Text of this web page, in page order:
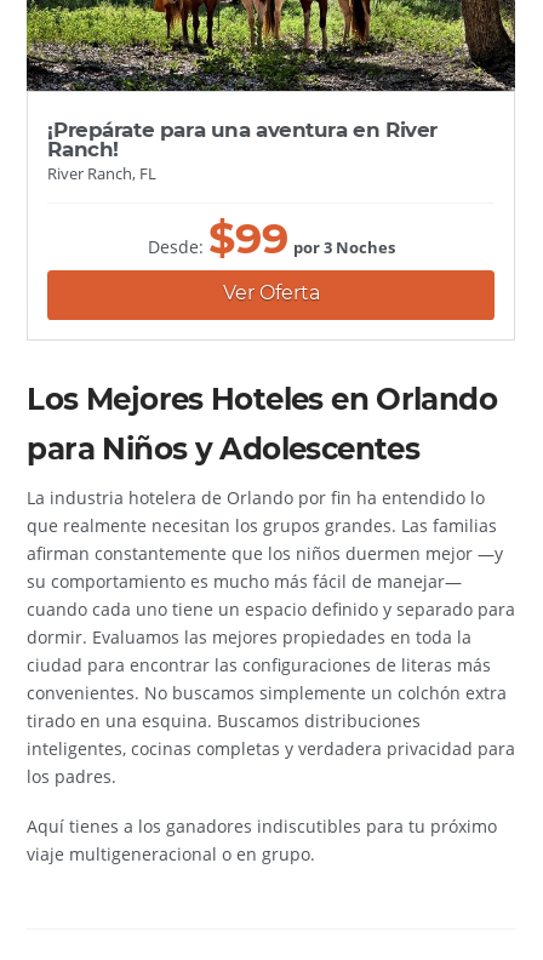
¡Prepárate para una aventura en River
Ranch!
River Ranch, FL
Desde: $99 por 3 Noches
Ver Oferta
Los Mejores Hoteles en Orlando
para Niños y Adolescentes
La industria hotelera de Orlando por fin ha entendido lo
que realmente necesitan los grupos grandes. Las familias
afirman constantemente que los niños duermen mejor —y
su comportamiento es mucho más fácil de manejar—
cuando cada uno tiene un espacio definido y separado para
dormir. Evaluamos las mejores propiedades en toda la
ciudad para encontrar las configuraciones de literas más
convenientes. No buscamos simplemente un colchón extra
tirado en una esquina. Buscamos distribuciones
inteligentes, cocinas completas y verdadera privacidad para
los padres.
Aquí tienes a los ganadores indiscutibles para tu próximo
viaje multigeneracional o en grupo.